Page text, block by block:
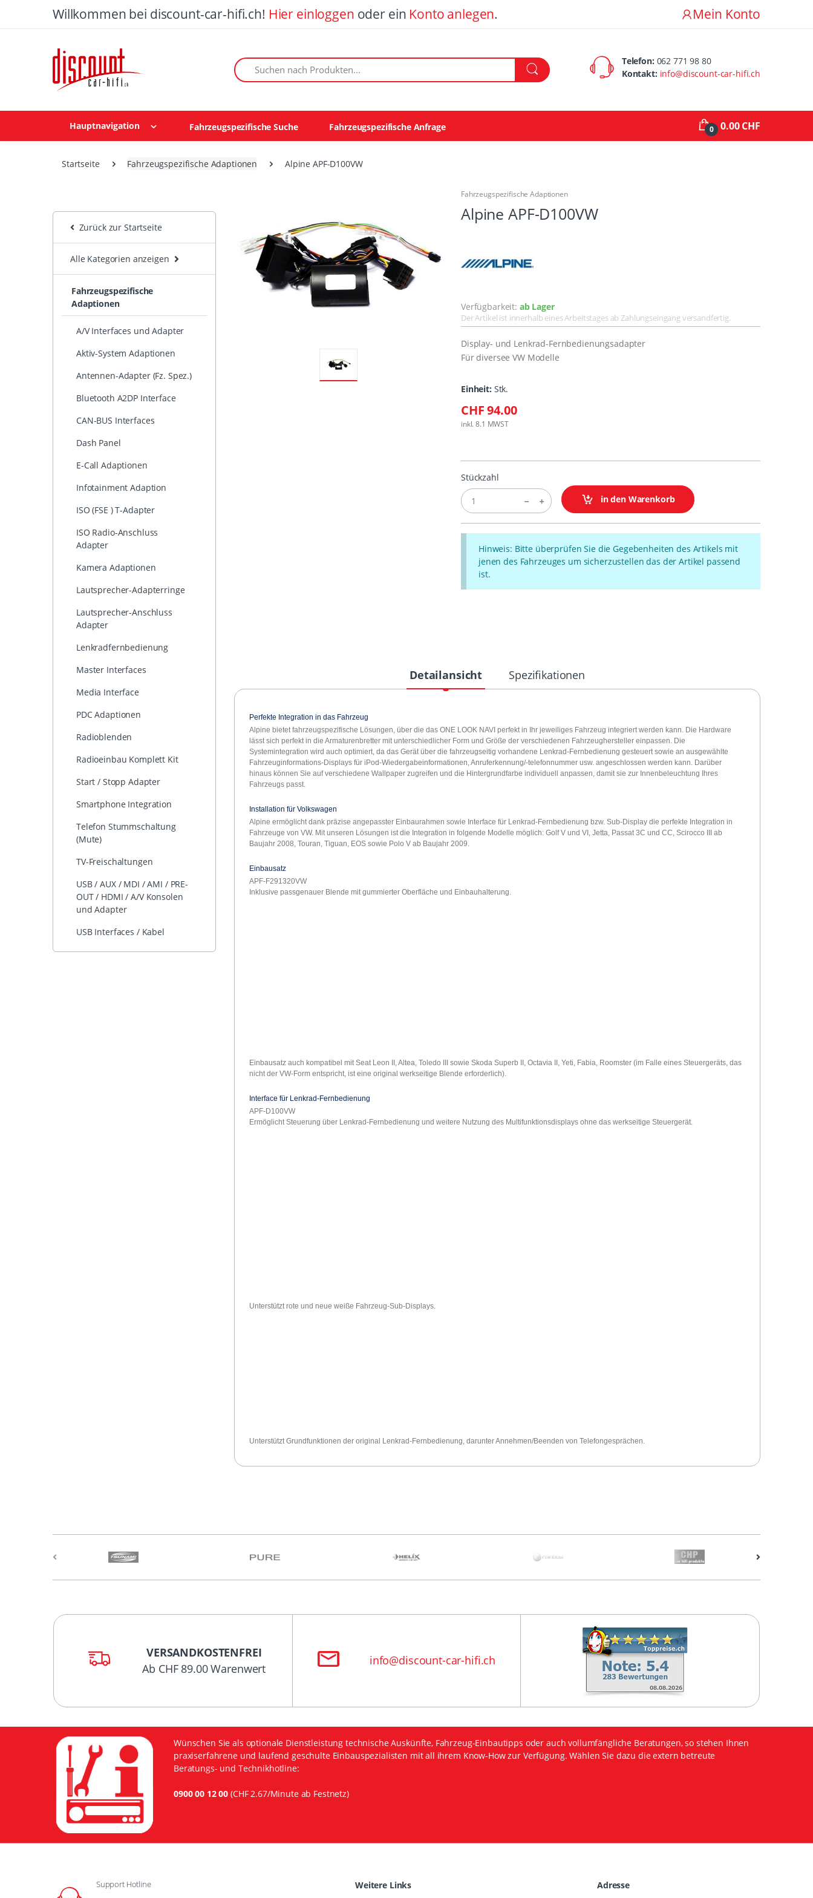
Willkommen bei discount-car-hifi.ch! Hier einloggen oder ein Konto anlegen. Mein Konto
Suchen nach Produkten: Telefon: 062 771 98 80
Kontakt: info@discount-car-hifi.ch
Hauptnavigation Fahrzeugspezifische Suche Fahrzeugspezifische Anfrage 0 0.00 CHF
Startseite Fahrzeugspezifische Adaptionen Alpine APF-D100VW
Zurück zur Startseite
Alle Kategorien anzeigen
Fahrzeugspezifische
Adaptionen
A/V Interfaces und Adapter
Aktiv-System Adaptionen
Antennen-Adapter (Fz. Spez.)
Bluetooth A2DP Interface
CAN-BUS Interfaces
Dash Panel
E-Call Adaptionen
Infotainment Adaption
ISO (FSE ) T-Adapter
ISO Radio-Anschluss
Adapter
Kamera Adaptionen
Lautsprecher-Adapterringe
Lautsprecher-Anschluss
Adapter
Lenkradfernbedienung
Master Interfaces
Media Interface
PDC Adaptionen
Radioblenden
Radioeinbau Komplett Kit
Start / Stopp Adapter
Smartphone Integration
Telefon Stummschaltung
(Mute)
TV-Freischaltungen
USB / AUX / MDI / AMI / PRE-
OUT / HDMI / A/V Konsolen
und Adapter
USB Interfaces / Kabel
Fahrzeugspezifische Adaptionen
Alpine APF-D100VW
Verfügbarkeit: ab Lager
Der Artikel ist innerhalb eines Arbeitstages ab Zahlungseingang versandfertig.
Display- und Lenkrad-Fernbedienungsadapter
Für diversee VW Modelle
Einheit: Stk.
CHF 94.00
inkl. 8.1 MWST
Stückzahl
in den Warenkorb
Hinweis: Bitte überprüfen Sie die Gegebenheiten des Artikels mit
jenen des Fahrzeuges um sicherzustellen das der Artikel passend
ist.
Detailansicht Spezifikationen
Perfekte Integration in das Fahrzeug
Alpine bietet fahrzeugspezifische Lösungen, über die das ONE LOOK NAVI perfekt in Ihr jeweiliges Fahrzeug integriert werden kann. Die Hardware
lässt sich perfekt in die Armaturenbretter mit unterschiedlicher Form und Größe der verschiedenen Fahrzeughersteller einpassen. Die
Systemintegration wird auch optimiert, da das Gerät über die fahrzeugseitig vorhandene Lenkrad-Fernbedienung gesteuert sowie an ausgewählte
Fahrzeuginformations-Displays für iPod-Wiedergabeinformationen, Anruferkennung/-telefonnummer usw. angeschlossen werden kann. Darüber
hinaus können Sie auf verschiedene Wallpaper zugreifen und die Hintergrundfarbe individuell anpassen, damit sie zur Innenbeleuchtung Ihres
Fahrzeugs passt.
Installation für Volkswagen
Alpine ermöglicht dank präzise angepasster Einbaurahmen sowie Interface für Lenkrad-Fernbedienung bzw. Sub-Display die perfekte Integration in
Fahrzeuge von VW. Mit unseren Lösungen ist die Integration in folgende Modelle möglich: Golf V und VI, Jetta, Passat 3C und CC, Scirocco III ab
Baujahr 2008, Touran, Tiguan, EOS sowie Polo V ab Baujahr 2009.
Einbausatz
APF-F291320VW
Inklusive passgenauer Blende mit gummierter Oberfläche und Einbauhalterung.
Einbausatz auch kompatibel mit Seat Leon II, Altea, Toledo III sowie Skoda Superb II, Octavia II, Yeti, Fabia, Roomster (im Falle eines Steuergeräts, das
nicht der VW-Form entspricht, ist eine original werkseitige Blende erforderlich).
Interface für Lenkrad-Fernbedienung
APF-D100VW
Ermöglicht Steuerung über Lenkrad-Fernbedienung und weitere Nutzung des Multifunktionsdisplays ohne das werkseitige Steuergerät.
Unterstützt rote und neue weiße Fahrzeug-Sub-Displays.
Unterstützt Grundfunktionen der original Lenkrad-Fernbedienung, darunter Annehmen/Beenden von Telefongesprächen.
VERSANDKOSTENFREI
Ab CHF 89.00 Warenwert
info@discount-car-hifi.ch
Wünschen Sie als optionale Dienstleistung technische Auskünfte, Fahrzeug-Einbautipps oder auch vollumfängliche Beratungen, so stehen Ihnen
praxiserfahrene und laufend geschulte Einbauspezialisten mit all ihrem Know-How zur Verfügung. Wählen Sie dazu die extern betreute
Beratungs- und Technikhotline:
0900 00 12 00 (CHF 2.67/Minute ab Festnetz)
Support Hotline Weitere Links Adresse